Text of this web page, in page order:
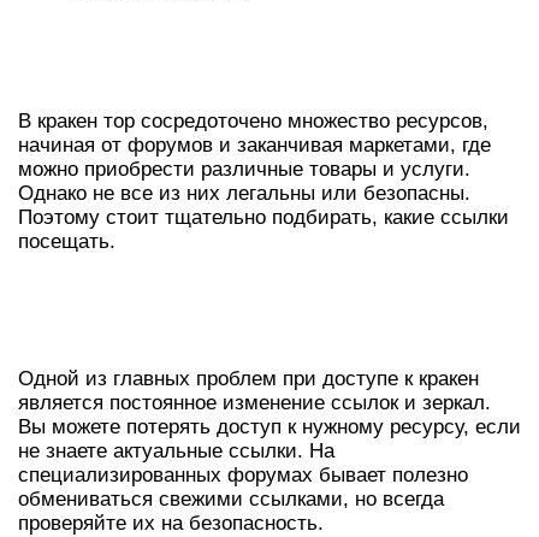
В кракен тор сосредоточено множество ресурсов,
начиная от форумов и заканчивая маркетами, где
можно приобрести различные товары и услуги.
Однако не все из них легальны или безопасны.
Поэтому стоит тщательно подбирать, какие ссылки
посещать.
Одной из главных проблем при доступе к кракен
является постоянное изменение ссылок и зеркал.
Вы можете потерять доступ к нужному ресурсу, если
не знаете актуальные ссылки. На
специализированных форумах бывает полезно
обмениваться свежими ссылками, но всегда
проверяйте их на безопасность.